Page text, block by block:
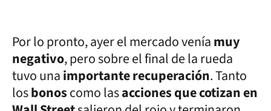
Por lo pronto, ayer el mercado veníamuy
negativo, pero sobre el final de la rueda
tuvo unaimportante recuperación. Tanto
losbonoscomo lasacciones que cotizan en